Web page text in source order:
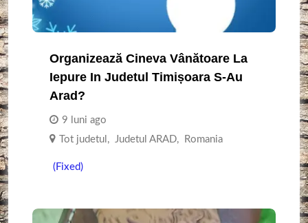
Organizează Cineva Vânătoare La
Iepure In Judetul Timișoara S-Au
Arad?
9 luni ago
Tot judetul , Judetul ARAD, Romania
(Fixed)